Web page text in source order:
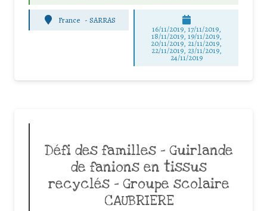
France -SARRAS
16/11/2019, 17/11/2019,
18/11/2019, 19/11/2019,
20/11/2019, 21/11/2019,
22/11/2019, 23/11/2019,
24/11/2019
Défi des familles – Guirlande
de fanions en tissus
recyclés – Groupe scolaire
CAUBRIERE